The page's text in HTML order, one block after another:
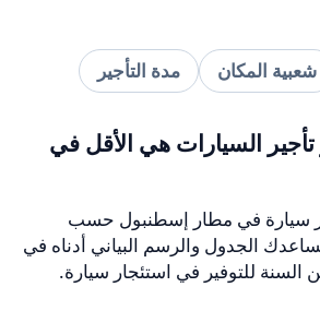
شعبية المكان مدة التأجير
السيارات هي الأقل في
سيارة في مطار إسطنبول حسب
الجدول والرسم البياني أدناه في
للتوفير في استئجار سيارة.